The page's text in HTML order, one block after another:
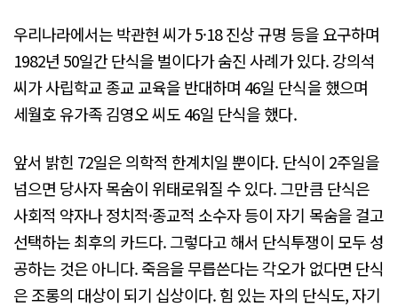
우리나라에서는 박관현 씨가 5·18 진상 규명 등을 요구하며
1982년 50일간 단식을 벌이다가 숨진 사례가 있다. 강의석
씨가 사립학교 종교 교육을 반대하며 46일 단식을 했으며
세월호 유가족 김영오 씨도 46일 단식을 했다.
앞서 밝힌 72일은 의학적 한계치일 뿐이다. 단식이 2주일을
넘으면 당사자 목숨이 위태로워질 수 있다. 그만큼 단식은
사회적 약자나 정치적·종교적 소수자 등이 자기 목숨을 걸고
선택하는 최후의 카드다. 그렇다고 해서 단식투쟁이 모두 성
공하는 것은 아니다. 죽음을 무릅쓴다는 각오가 없다면 단식
은 조롱의 대상이 되기 십상이다. 힘 있는 자의 단식도, 자기